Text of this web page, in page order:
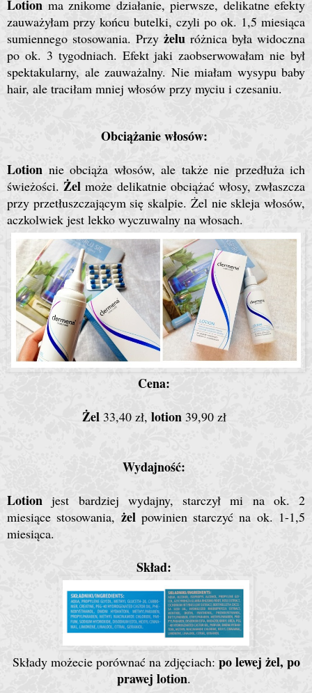
Lotion ma znikome działanie, pierwsze, delikatne efekty
zauważyłam przy końcu butelki, czyli po ok. 1,5 miesiąca
sumiennego stosowania. Przy żelu różnica była widoczna
po ok. 3 tygodniach. Efekt jaki zaobserwowałam nie był
spektakularny, ale zauważalny. Nie miałam wysypu baby
hair, ale traciłam mniej włosów przy myciu i czesaniu.
Obciążanie włosów:
Lotion nie obciąża włosów, ale także nie przedłuża ich
świeżości.Żel może delikatnie obciążać włosy, zwłaszcza
przy przetłuszczającym się skalpie. Żel nie skleja włosów,
aczkolwiek jest lekko wyczuwalny na włosach.
Cena:
Żel33,40 zł, lotion39,90 zł
Wydajność:
Lotion jest bardziej wydajny, starczył mi na ok. 2
miesiące stosowania, żelpowinien starczyć na ok. 1-1,5
miesiąca.
Skład:
Składy możecie porównać na zdjęciach: po lewej żel, po
prawej lotion.